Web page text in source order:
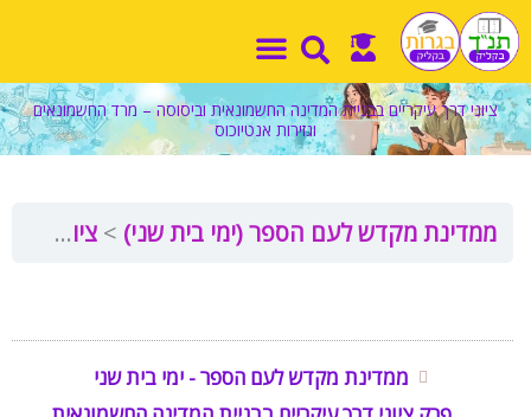
דילוג
לתוכן
ציוני דרך עיקריים בבניית המדינה החשמונאית וביסוסה – מרד החשמונאים
וגזירות אנטיוכוס
ממדינת מקדש לעם הספר (ימי בית שני) ציוני דרך עיקריים בבניית המדינה החשמונאית וביסוסה – מרד החשמונאים וגזירות אנטיוכוס
ממדינת מקדש לעם הספר - ימי בית שני